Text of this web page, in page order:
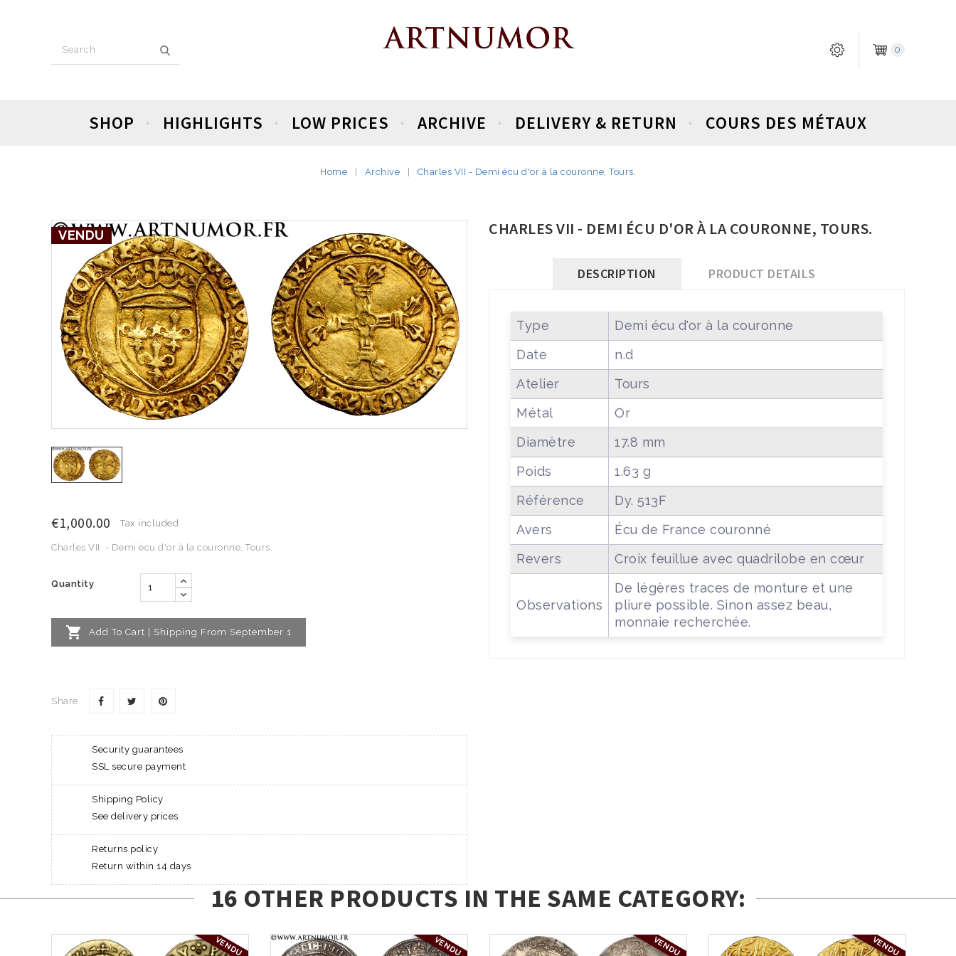
0
SHOP HIGHLIGHTS LOW PRICES ARCHIVE DELIVERY & RETURN COURS DES MÉTAUX
Home Archive Charles VII - Demi écu d'or à la couronne, Tours.
VENDU
€1,000.00 Tax included
Charles VII - Demi écu d'or à la couronne, Tours.
Quantity
 Add To Cart | Shipping From September 1
Share
Security guarantees
SSL secure payment
Shipping Policy
See delivery prices
Returns policy
Return within 14 days
CHARLES VII - DEMI ÉCU D'OR À LA COURONNE, TOURS.
DESCRIPTION PRODUCT DETAILS
Type
Demi écu d'or à la couronne
Date
n.d
Atelier
Tours
Métal
Or
Diamètre
17.8 mm
Poids
1.63 g
Référence
Dy. 513F
Avers
Écu de France couronné
Revers
Croix feuillue avec quadrilobe en cœur
Observations
De légères traces de monture et une
pliure possible. Sinon assez beau,
monnaie recherchée.
16 OTHER PRODUCTS IN THE SAME CATEGORY:
VENDU VENDU VENDU VENDU